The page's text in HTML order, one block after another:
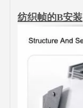
纺织帧的B安装